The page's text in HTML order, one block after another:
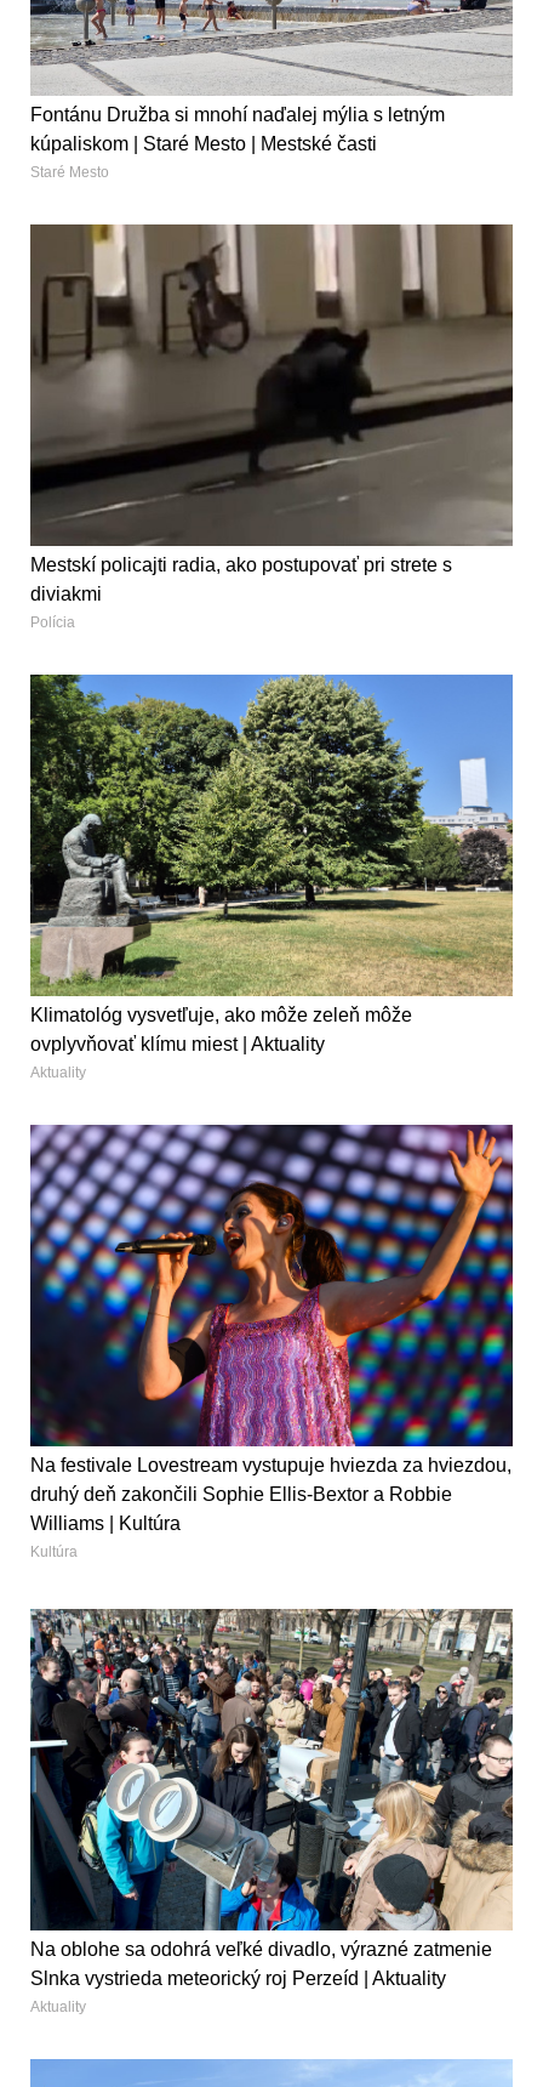
Fontánu Družba si mnohí naďalej mýlia s letným
kúpaliskom | Staré Mesto | Mestské časti
Staré Mesto
Mestskí policajti radia, ako postupovať pri strete s
diviakmi
Polícia
Klimatológ vysvetľuje, ako môže zeleň môže
ovplyvňovať klímu miest | Aktuality
Aktuality
Na festivale Lovestream vystupuje hviezda za hviezdou,
druhý deň zakončili Sophie Ellis-Bextor a Robbie
Williams | Kultúra
Kultúra
Na oblohe sa odohrá veľké divadlo, výrazné zatmenie
Slnka vystrieda meteorický roj Perzeíd | Aktuality
Aktuality